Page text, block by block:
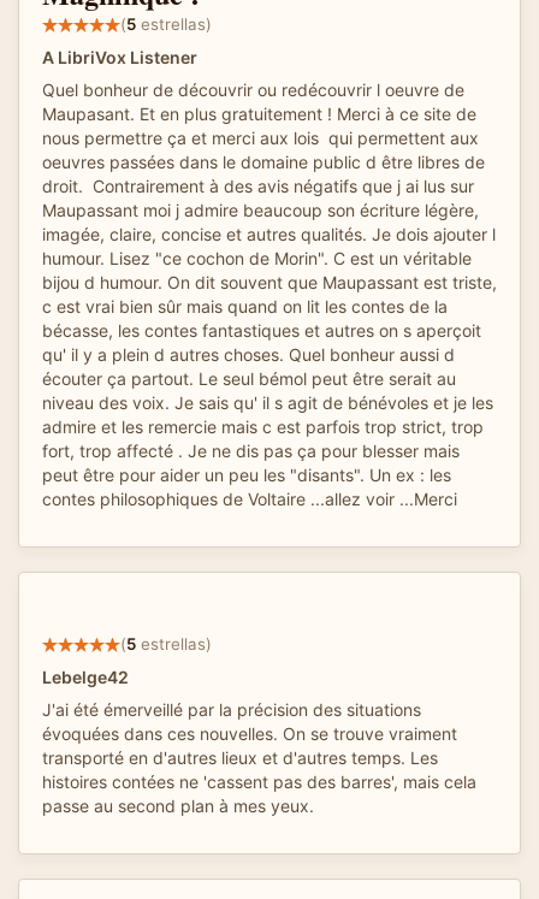
(5 estrellas)
A LibriVox Listener
Quel bonheur de découvrir ou redécouvrir l oeuvre de
Maupasant. Et en plus gratuitement ! Merci à ce site de
nous permettre ça et merci aux lois qui permettent aux
oeuvres passées dans le domaine public d être libres de
droit. Contrairement à des avis négatifs que j ai lus sur
Maupassant moi j admire beaucoup son écriture légère,
imagée, claire, concise et autres qualités. Je dois ajouter l
humour. Lisez "ce cochon de Morin". C est un véritable
bijou d humour. On dit souvent que Maupassant est triste,
c est vrai bien sûr mais quand on lit les contes de la
bécasse, les contes fantastiques et autres on s aperçoit
qu' il y a plein d autres choses. Quel bonheur aussi d
écouter ça partout. Le seul bémol peut être serait au
niveau des voix. Je sais qu' il s agit de bénévoles et je les
admire et les remercie mais c est parfois trop strict, trop
fort, trop affecté . Je ne dis pas ça pour blesser mais
peut être pour aider un peu les "disants". Un ex : les
contes philosophiques de Voltaire ...allez voir ...Merci
(5 estrellas)
Lebelge42
J'ai été émerveillé par la précision des situations
évoquées dans ces nouvelles. On se trouve vraiment
transporté en d'autres lieux et d'autres temps. Les
histoires contées ne 'cassent pas des barres', mais cela
passe au second plan à mes yeux.